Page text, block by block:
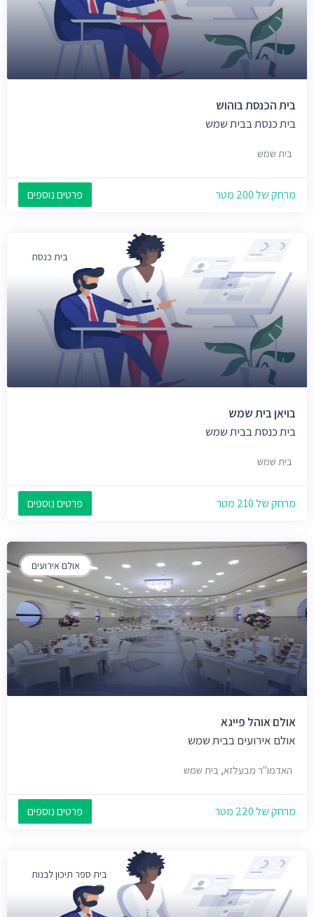
בית הכנסת בוהוש
בית כנסת בבית שמש
בית שמש
מרחק של 200 מטר פרטים נוספים
בית כנסת
בויאן בית שמש
בית כנסת בבית שמש
בית שמש
מרחק של 210 מטר פרטים נוספים
אולם אירועים
אולם אוהל פייגא
אולם אירועים בבית שמש
האדמו"ר מבעלזא, בית שמש
מרחק של 220 מטר פרטים נוספים
בית ספר תיכון לבנות